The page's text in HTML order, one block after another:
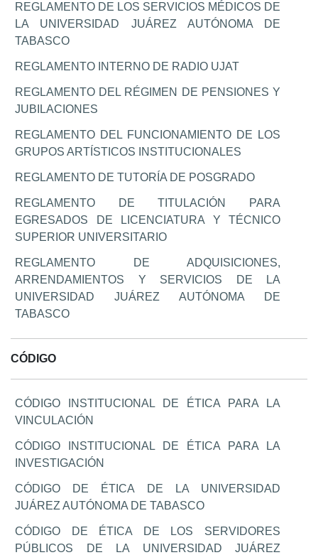
REGLAMENTO DE LOS SERVICIOS MÉDICOS DE
LA UNIVERSIDAD JUÁREZ AUTÓNOMA DE
TABASCO
REGLAMENTO INTERNO DE RADIO UJAT
REGLAMENTO DEL RÉGIMEN DE PENSIONES Y
JUBILACIONES
REGLAMENTO DEL FUNCIONAMIENTO DE LOS
GRUPOS ARTÍSTICOS INSTITUCIONALES
REGLAMENTO DE TUTORÍA DE POSGRADO
REGLAMENTO DE TITULACIÓN PARA
EGRESADOS DE LICENCIATURA Y TÉCNICO
SUPERIOR UNIVERSITARIO
REGLAMENTO DE ADQUISICIONES,
ARRENDAMIENTOS Y SERVICIOS DE LA
UNIVERSIDAD JUÁREZ AUTÓNOMA DE
TABASCO
CÓDIGO
CÓDIGO INSTITUCIONAL DE ÉTICA PARA LA
VINCULACIÓN
CÓDIGO INSTITUCIONAL DE ÉTICA PARA LA
INVESTIGACIÓN
CÓDIGO DE ÉTICA DE LA UNIVERSIDAD
JUÁREZ AUTÓNOMA DE TABASCO
CÓDIGO DE ÉTICA DE LOS SERVIDORES
PÚBLICOS DE LA UNIVERSIDAD JUÁREZ